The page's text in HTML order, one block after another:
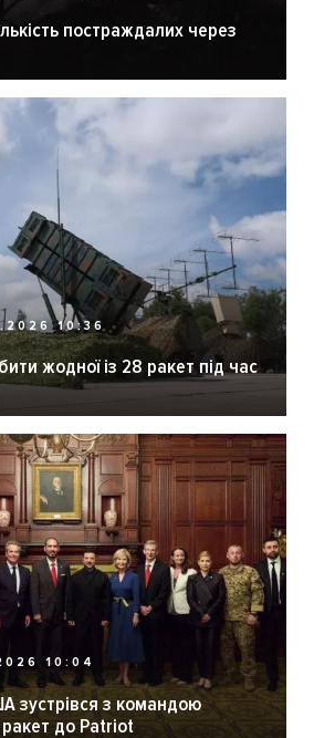
постраждалих через
10:36
жодної із 28 ракет під час
10:04
зустрівся з командою
ракет до Patriot